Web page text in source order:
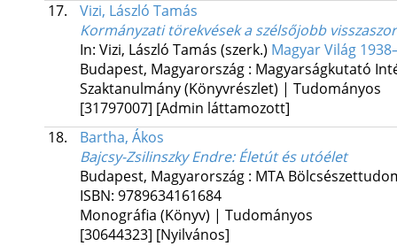
17.
Vizi, László Tamás
Kormányzati törekvések a szélsőjobb
In: Vizi, László Tamás (szerk.) Magyar Világ
Budapest, Magyarország : Magyarságkutató
Szaktanulmány (Könyvrészlet) | Tudományos
[31797007] [Admin láttamozott]
18.
Bartha, Ákos
Bajcsy-Zsilinszky Endre: Életút és utóélet
Budapest, Magyarország : MTA
ISBN: 9789634161684
Monográfia (Könyv) | Tudományos
[30644323] [Nyilvános]